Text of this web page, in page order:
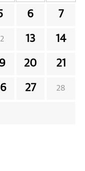
6 7
13 14
20 21
27 28